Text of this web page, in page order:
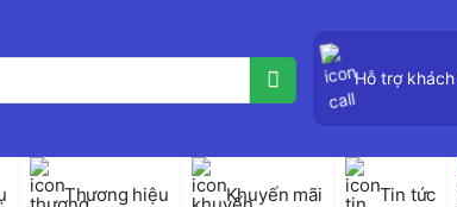
Hỗ trợ
Thương hiệu Khuyến mãi Tin tức